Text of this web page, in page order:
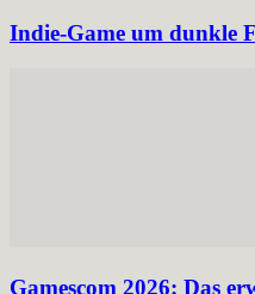
Indie-Game um dunkle
Gamescom 2026: Das